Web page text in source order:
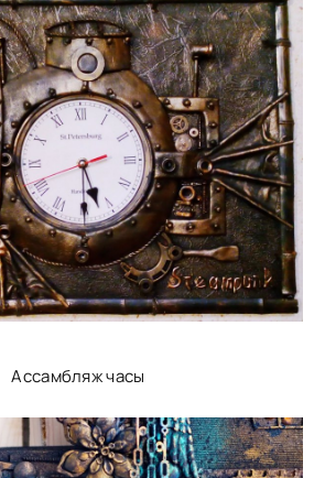
Ассамбляж часы